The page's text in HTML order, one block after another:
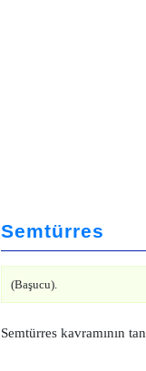
Semtürres
(Başucu).
Semtürres kavramının